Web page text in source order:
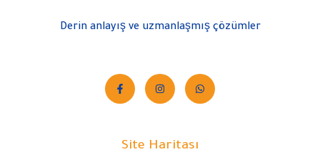
Derin anlayış ve uzmanlaşmış çözümler
Site Haritası